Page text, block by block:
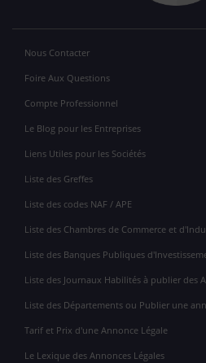
Nous Contacter
Foire Aux Questions
Compte Professionnel
Le Blog pour les Entreprises
Liens Utiles pour les Sociétés
Liste des Greffes
Liste des codes NAF / APE
Liste des Chambres de Commerce et
Liste des Banques Publiques
Liste des Journaux Habilités à publier des
Liste des Départements ou Publier une
Tarif et Prix d'une Annonce Légale
Le Lexique des Annonces Légales